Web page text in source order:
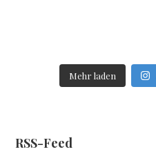
Mehr laden
RSS-Feed